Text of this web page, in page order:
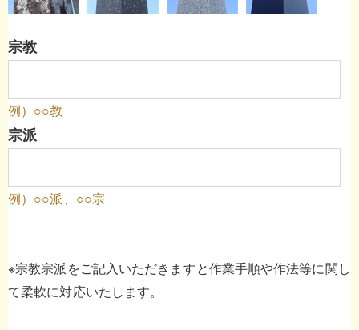
宗教
例）○○教
宗派
例）○○派、○○宗
※宗教宗派をご記入いただきますと作業手順や作法等に関し
て柔軟に対応いたします。